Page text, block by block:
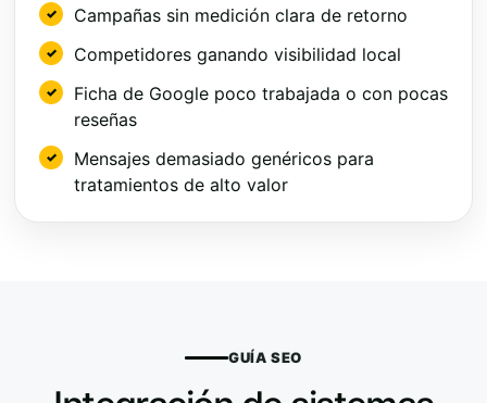
Campañas sin medición clara de retorno
Competidores ganando visibilidad local
Ficha de Google poco trabajada o con pocas
reseñas
Mensajes demasiado genéricos para
tratamientos de alto valor
GUÍA SEO